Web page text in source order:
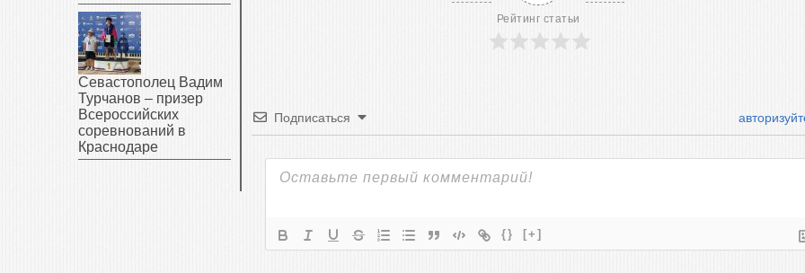
Рейтинг статьи
Подписаться
{} [+]
Севастополец Вадим
Турчанов – призер
Всероссийских
соревнований в
Краснодаре